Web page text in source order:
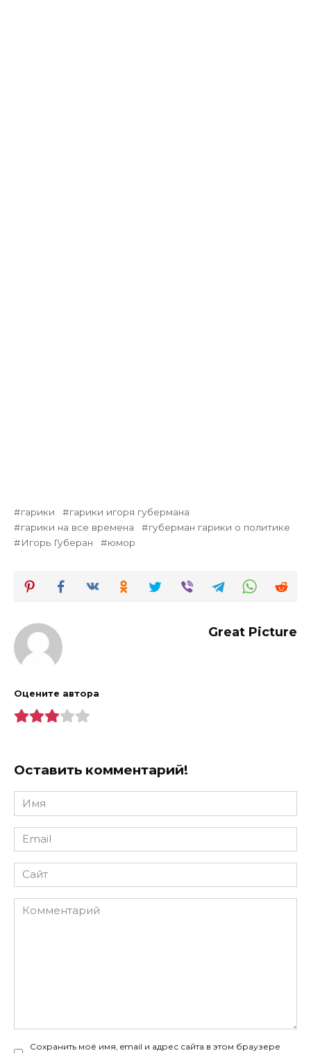
гарики
гарики игоря губермана
гарики на все времена
губерман гарики о политике
Игорь Губеран
юмор
Great Picture
Оцените автора
Оставить комментарий!
Имя
*
Email
*
Сайт
Комментарий
Сохранить моё имя, email и адрес сайта в этом браузере